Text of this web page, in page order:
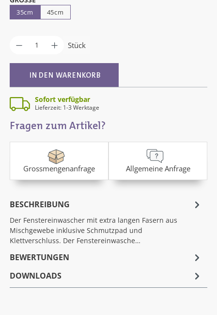
35cm 45cm
Produkt Anzahl: Gib den gewünschten
Stück
IN DEN WARENKORB
Sofort verfügbar
Lieferzeit: 1-3 Werktage
Fragen zum Artikel?
Grossmengenanfrage Allgemeine Anfrage
BESCHREIBUNG
Der Fenstereinwascher mit extra langen Fasern aus
Mischgewebe inklusive Schmutzpad und
Klettverschluss. Der Fenstereinwasche…
BEWERTUNGEN
DOWNLOADS